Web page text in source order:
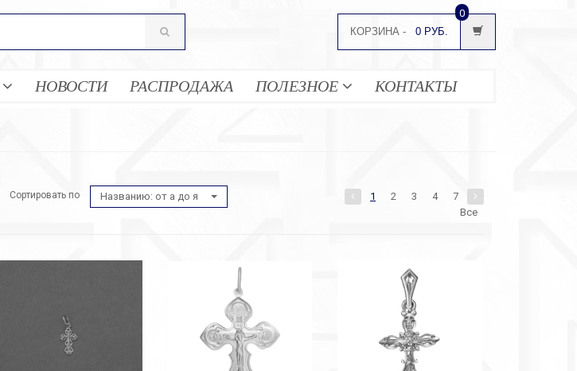
КОРЗИНА - 0 РУБ.
0
НОВОСТИ РАСПРОДАЖА ПОЛЕЗНОЕ КОНТАКТЫ
Сортировать по Названию: от а до я 1 2 3 4
7
Все